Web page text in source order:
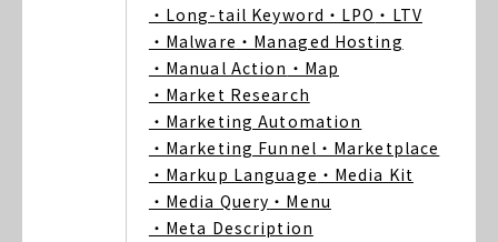
・Long-tail Keyword ・LPO ・LTV
・Malware ・Managed Hosting
・Manual Action ・Map
・Market Research
・Marketing Automation
・Marketing Funnel ・Marketplace
・Markup Language ・Media Kit
・Media Query ・Menu
・Meta Description